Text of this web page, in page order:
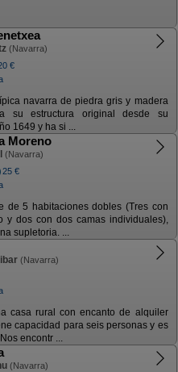
(Navarra)
€
navarra de piedra gris y madera
su estructura original desde su
1649 y ha si ...
Moreno
(Navarra)
25 €
de 5 habitaciones dobles (Tres con
y dos con dos camas individuales),
supletoria. ...
(Navarra)
casa rural con encanto de alquiler
capacidad para seis personas y es
encontr ...
(Navarra)